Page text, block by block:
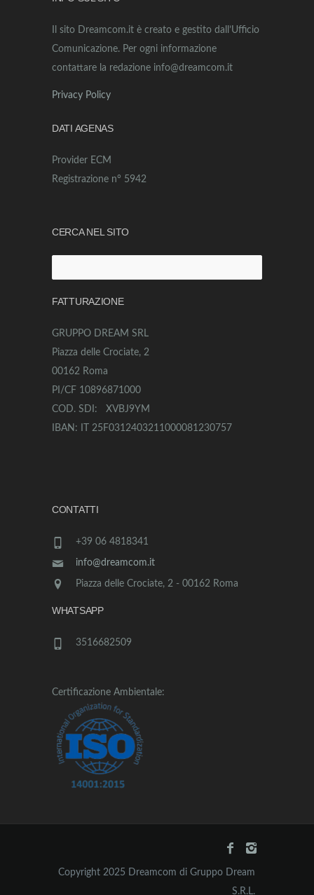
Il sito Dreamcom.it è creato e gestito dall’Ufficio
Comunicazione. Per ogni informazione
contattare la redazione info@dreamcom.it
Privacy Policy
DATI AGENAS
Provider ECM
Registrazione n° 5942
CERCA NEL SITO
per:
FATTURAZIONE
GRUPPO DREAM SRL
Piazza delle Crociate, 2
00162 Roma
PI/CF 10896871000
COD. SDI: XVBJ9YM
IBAN: IT 25F0312403211000081230757
CONTATTI
+39 06 4818341
info@dreamcom.it
Piazza delle Crociate, 2 - 00162 Roma
WHATSAPP
3516682509
Certificazione Ambientale:
Copyright 2025 Dreamcom di Gruppo Dream
S.R.L.